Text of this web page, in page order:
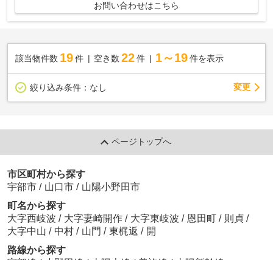
お問い合わせはこちら
該当物件数 19件 空き数 22 件 1～19 件を表示
絞り込み条件： なし 変更
ページトップへ
市区町村から探す
宇部市 / 山口市 / 山陽小野田市
町名から探す
大字西岐波 / 大字妻崎開作 / 大字東岐波 / 恩田町 / 則貞 /
大字中山 / 中村 / 山門 / 東梶返 / 開
路線から探す